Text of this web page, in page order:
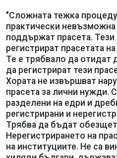
"Сложната тежка
практически невъзможна
поддържат прасета.
регистрират прасетата
Те е трябвало да отидат
да регистрират тези
Хората не извършват
прасета за лични нужди.
разделени на едри и
регистрирани и
Трябва да бъдат
Нерегистрирането на
на институциите. Не са